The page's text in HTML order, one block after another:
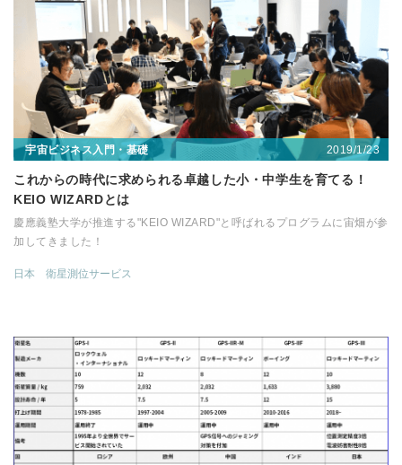
宇宙ビジネス入門・基礎 2019/1/23
これからの時代に求められる卓越した小・中学生を育てる！
KEIO WIZARDとは
慶應義塾大学が推進する"KEIO WIZARD"と呼ばれるプログラムに宙畑が参
加してきました！
日本 衛星測位サービス